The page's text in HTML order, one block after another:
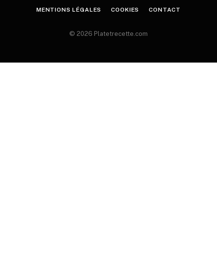
MENTIONS LÉGALES COOKIES CONTACT
© 2026 Platetrecette.com